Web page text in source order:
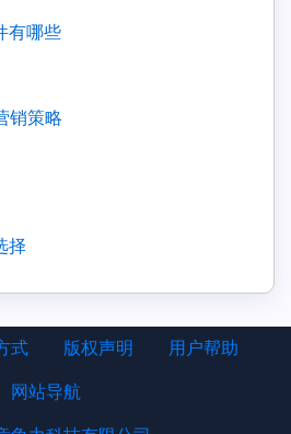
有哪些
销策略
择
式 版权声明 用户帮助
网站导航